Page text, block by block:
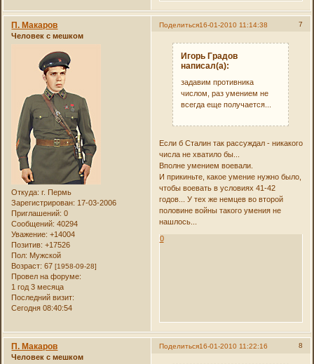
Поделиться 7
16-01-2010 11:14:38
П. Макаров
Человек с мешком
Откуда: г. Пермь
Зарегистрирован: 17-03-2006
Приглашений: 0
Сообщений: 40294
Уважение: +14004
Позитив: +17526
Пол: Мужской
Возраст: 67[1958-09-28]
Провел на форуме:
1 год 3 месяца
Последний визит:
Сегодня 08:40:54
Игорь Градов
написал(а):
задавим противника
числом, раз умением не
всегда еще получается...
Если б Сталин так рассуждал - никакого
числа не хватило бы...
Вполне умением воевали.
И прикиньте, какое умение нужно было,
чтобы воевать в условиях 41-42
годов... У тех же немцев во второй
половине войны такого умения не
нашлось...
0
Поделиться 8
16-01-2010 11:22:16
П. Макаров
Человек с мешком